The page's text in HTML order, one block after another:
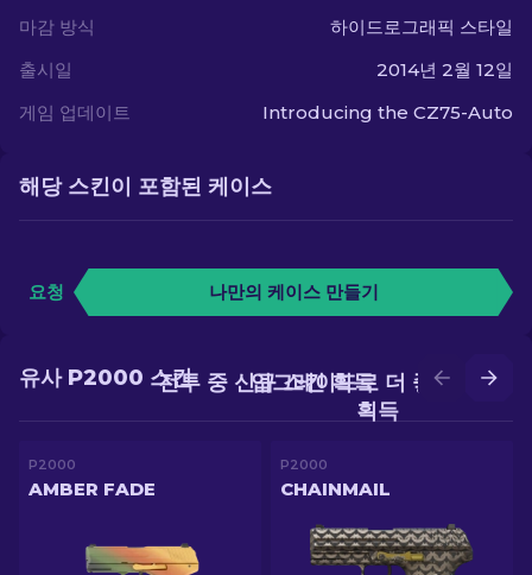
마감 방식
하이드로그래픽 스타일
출시일
2014년 2월 12일
게임 업데이트
Introducing the CZ75-Auto
해당 스킨이 포함된 케이스
요청 나만의 케이스 만들기
업그레이드로 더 좋은 스킨
획득
전투 중 신규 스킨 획득
유사 P2000 스킨
P2000
AMBER FADE
P2000
CHAINMAIL